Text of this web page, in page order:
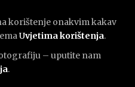
korištenje onakvim kakav
Uvjetima korištenja.
– uputite nam
.